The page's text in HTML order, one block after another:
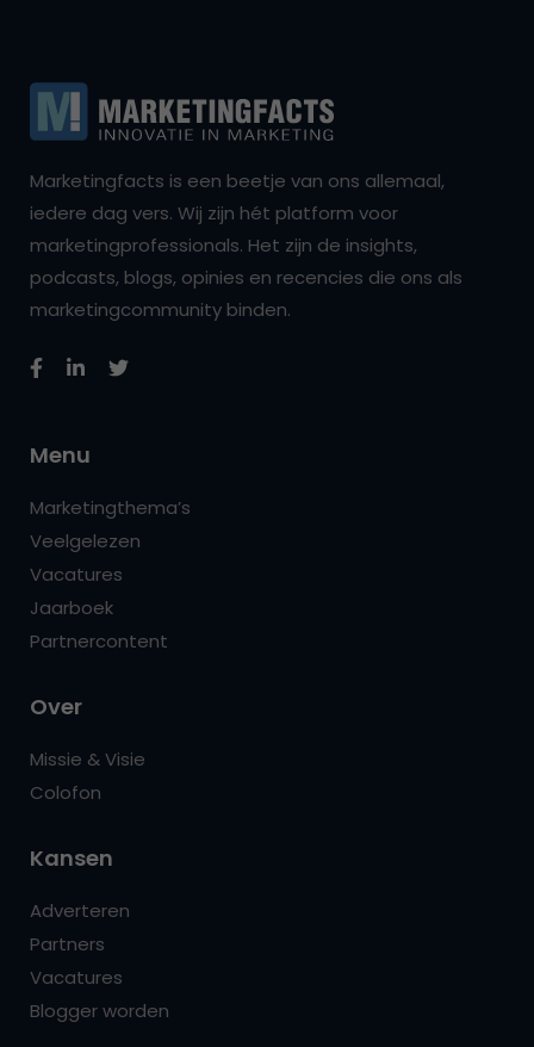
Marketingfacts is een beetje van ons allemaal,
iedere dag vers. Wij zijn hét platform voor
marketingprofessionals. Het zijn de insights,
podcasts, blogs, opinies en recencies die ons als
marketingcommunity binden.
Menu
Marketingthema’s
Veelgelezen
Vacatures
Jaarboek
Partnercontent
Over
Missie & Visie
Colofon
Kansen
Adverteren
Partners
Vacatures
Blogger worden